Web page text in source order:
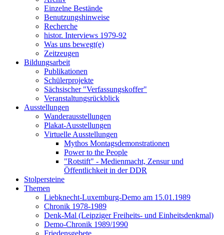
Einzelne Bestände
Benutzungshinweise
Recherche
histor. Interviews 1979-92
Was uns bewegt(e)
Zeitzeugen
Bildungsarbeit
Publikationen
Schülerprojekte
Sächsischer "Verfassungskoffer"
Veranstaltungsrückblick
Ausstellungen
Wanderausstellungen
Plakat-Ausstellungen
Virtuelle Ausstellungen
Mythos Montagsdemonstrationen
Power to the People
"Rotstift" - Medienmacht, Zensur und
Öffentlichkeit in der DDR
Stolpersteine
Themen
Liebknecht-Luxemburg-Demo am 15.01.1989
Chronik 1978-1989
Denk-Mal (Leipziger Freiheits- und Einheitsdenkmal)
Demo-Chronik 1989/1990
Friedensgebete